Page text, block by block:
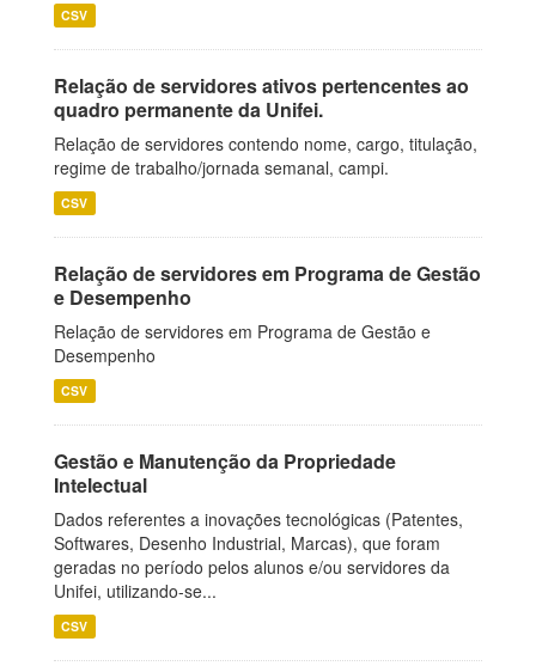
CSV
Relação de servidores ativos pertencentes ao
quadro permanente da Unifei.
Relação de servidores contendo nome, cargo, titulação,
regime de trabalho/jornada semanal, campi.
CSV
Relação de servidores em Programa de Gestão
e Desempenho
Relação de servidores em Programa de Gestão e
Desempenho
CSV
Gestão e Manutenção da Propriedade
Intelectual
Dados referentes a inovações tecnológicas (Patentes,
Softwares, Desenho Industrial, Marcas), que foram
geradas no período pelos alunos e/ou servidores da
Unifei, utilizando-se...
CSV